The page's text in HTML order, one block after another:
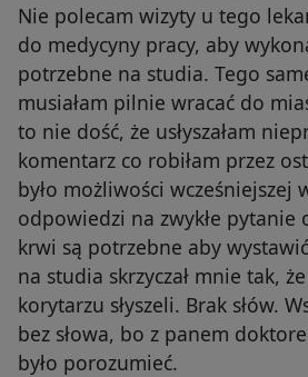
Nie polecam wizyty u tego
do medycyny pracy, aby
potrzebne na studia. Tego
musiałam pilnie wracać do
to nie dość, że usłyszałam
komentarz co robiłam przez
było możliwości wcześniejszej
odpowiedzi na zwykłe pytanie
krwi są potrzebne aby
na studia skrzyczał mnie tak,
korytarzu słyszeli. Brak słów.
bez słowa, bo z panem
było porozumieć.